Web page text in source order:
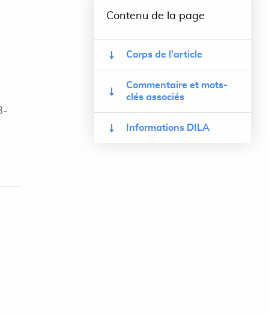
Contenu de la page
Corps de l'article
Commentaire et mots-
clés associés
Informations DILA